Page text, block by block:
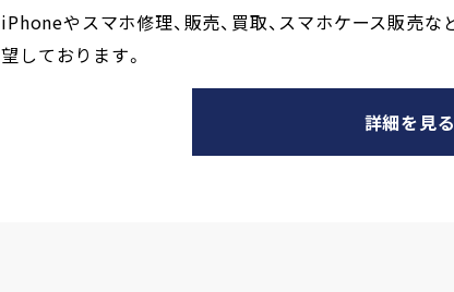
iPhoneやスマホ修理、販売、買取、スマホケース販売
望しております。
詳細を見る